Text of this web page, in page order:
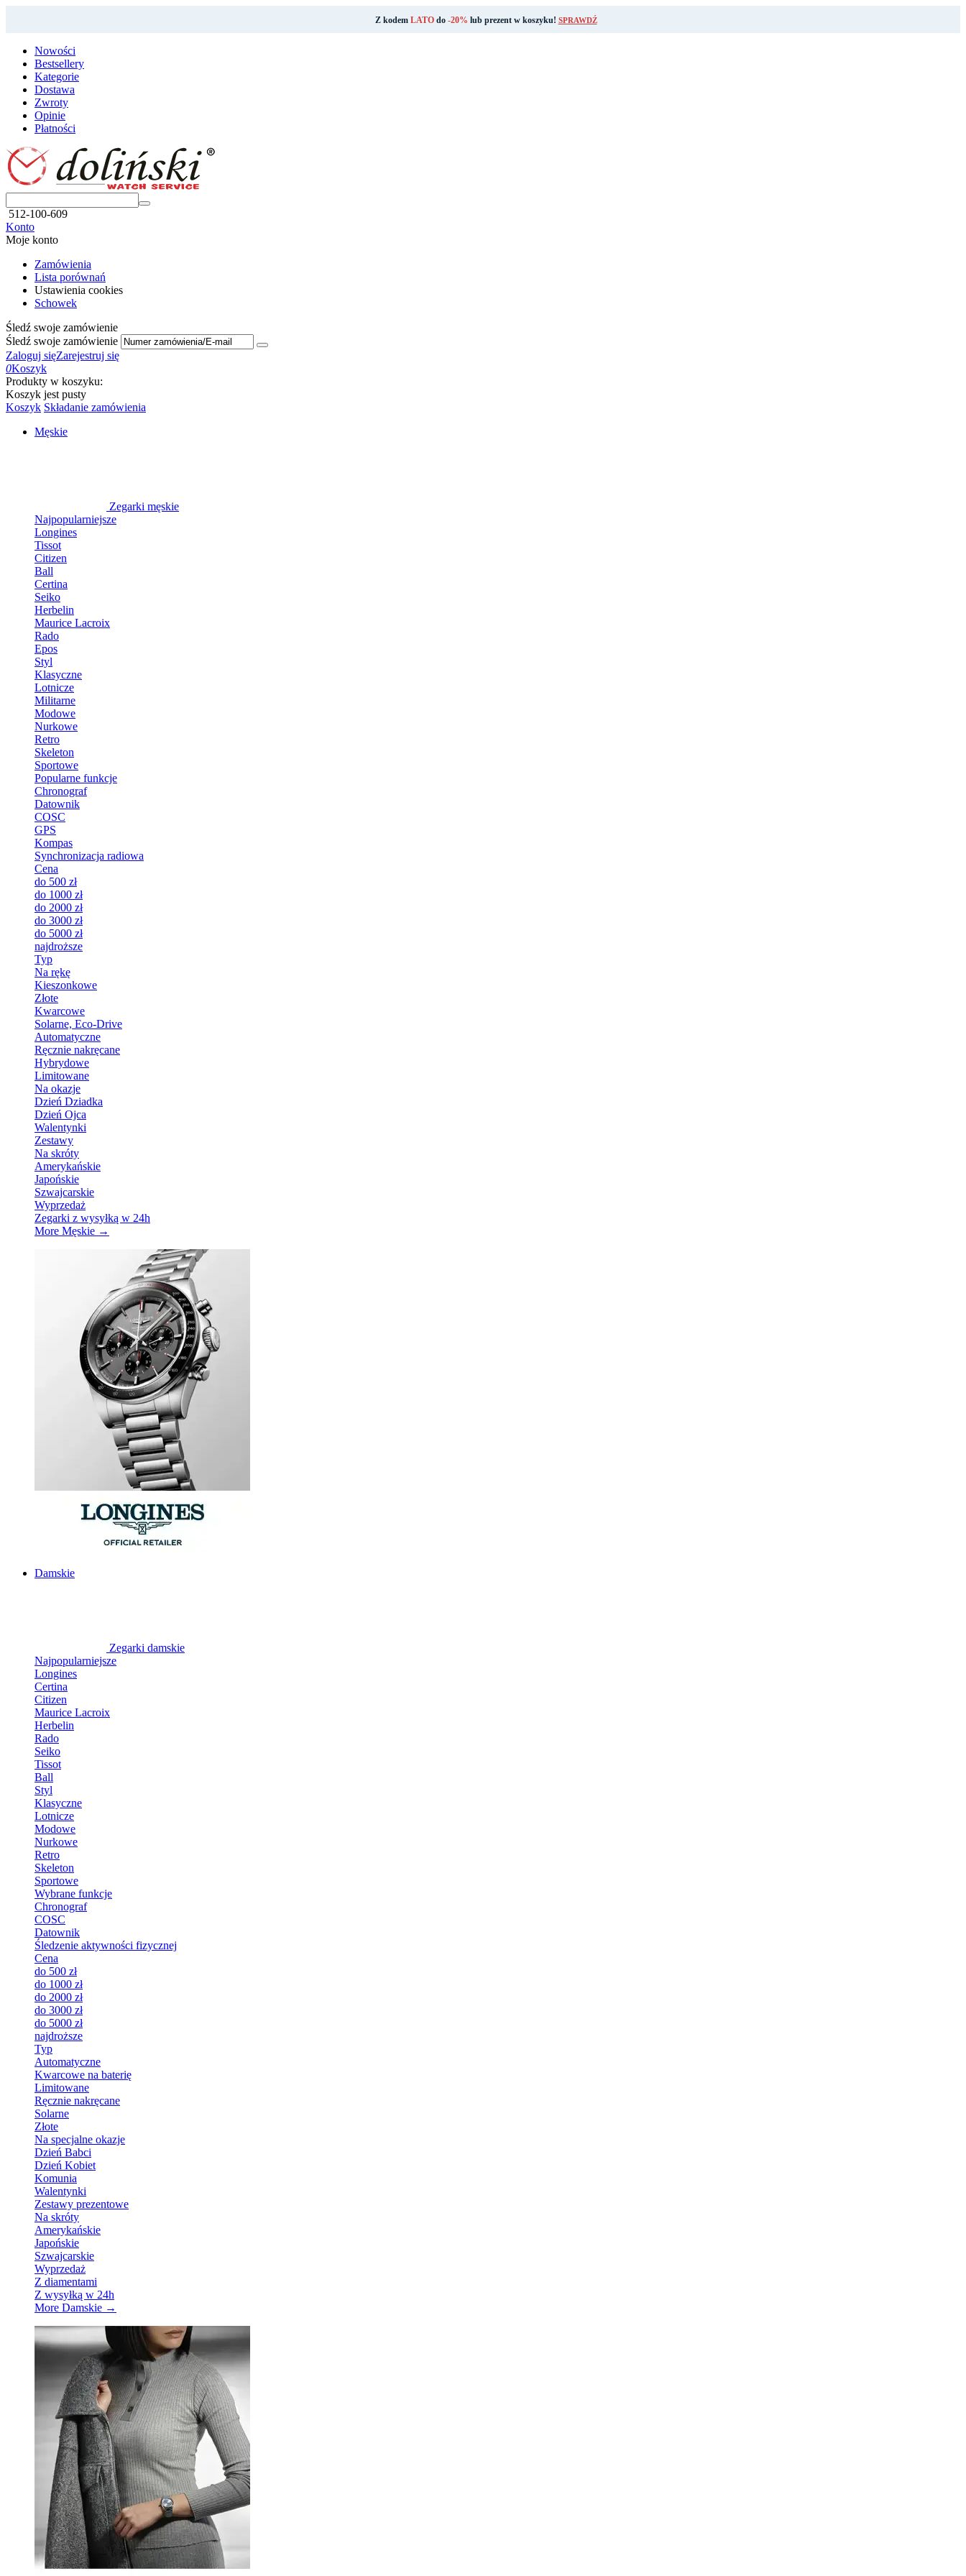
Z kodem LATOdo -20% lub prezent w koszyku! SPRAWDŹ
Nowości
Bestsellery
Kategorie
Dostawa
Zwroty
Opinie
Płatności
512-100-609
Konto
Moje konto
Zamówienia
Lista porównań
Ustawienia cookies
Schowek
Śledź swoje zamówienie
Śledź swoje zamówienie
Zaloguj sięZarejestruj się
0Koszyk
Produkty w koszyku:
Koszyk jest pusty
Koszyk Składanie zamówienia
Męskie
Zegarki męskie
Najpopularniejsze
Longines
Tissot
Citizen
Ball
Certina
Seiko
Herbelin
Maurice Lacroix
Rado
Epos
Styl
Klasyczne
Lotnicze
Militarne
Modowe
Nurkowe
Retro
Skeleton
Sportowe
Popularne funkcje
Chronograf
Datownik
COSC
GPS
Kompas
Synchronizacja radiowa
Cena
do 500 zł
do 1000 zł
do 2000 zł
do 3000 zł
do 5000 zł
najdroższe
Typ
Na rękę
Kieszonkowe
Złote
Kwarcowe
Solarne, Eco-Drive
Automatyczne
Ręcznie nakręcane
Hybrydowe
Limitowane
Na okazje
Dzień Dziadka
Dzień Ojca
Walentynki
Zestawy
Na skróty
Amerykańskie
Japońskie
Szwajcarskie
Wyprzedaż
Zegarki z wysyłką w 24h
More Męskie →
Damskie
Zegarki damskie
Najpopularniejsze
Longines
Certina
Citizen
Maurice Lacroix
Herbelin
Rado
Seiko
Tissot
Ball
Styl
Klasyczne
Lotnicze
Modowe
Nurkowe
Retro
Skeleton
Sportowe
Wybrane funkcje
Chronograf
COSC
Datownik
Śledzenie aktywności fizycznej
Cena
do 500 zł
do 1000 zł
do 2000 zł
do 3000 zł
do 5000 zł
najdroższe
Typ
Automatyczne
Kwarcowe na baterię
Limitowane
Ręcznie nakręcane
Solarne
Złote
Na specjalne okazje
Dzień Babci
Dzień Kobiet
Komunia
Walentynki
Zestawy prezentowe
Na skróty
Amerykańskie
Japońskie
Szwajcarskie
Wyprzedaż
Z diamentami
Z wysyłką w 24h
More Damskie →